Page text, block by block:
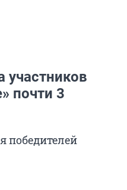
участников
почти 3
победителей